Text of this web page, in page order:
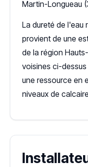
Martin-Longueau
La dureté de l'eau
provient de une
de la région
voisines ci-
une ressource en
niveaux de